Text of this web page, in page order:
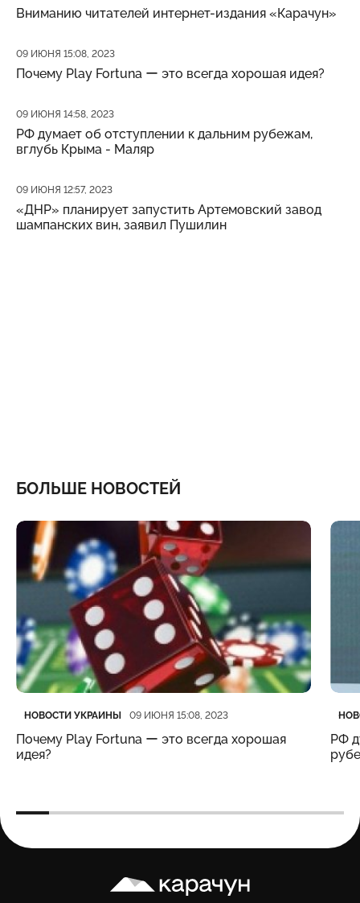
Вниманию читателей интернет-издания «Карачун»
Дата публикации
09 ИЮНЯ 15:08, 2023
Почему Play Fortuna ー это всегда хорошая идея?
Дата публикации
09 ИЮНЯ 14:58, 2023
РФ думает об отступлении к дальним рубежам,
вглубь Крыма - Маляр
Дата публикации
09 ИЮНЯ 12:57, 2023
«ДНР» планирует запустить Артемовский завод
шампанских вин, заявил Пушилин
БОЛЬШЕ НОВОСТЕЙ
Категория
НОВОСТИ УКРАИНЫ
Дата публикации 09 ИЮНЯ 15:08, 2023
Почему Play Fortuna ー это всегда хорошая
идея?
РФ
Карачун